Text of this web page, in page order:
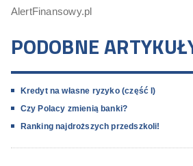
AlertFinansowy.pl
PODOBNE
Kredyt na własne ryzyko (część I)
Czy Polacy zmienią banki?
Ranking najdroższych przedszkoli!